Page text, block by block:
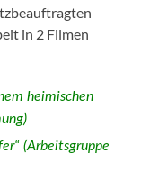
in 2 Filmen
heimischen
(Arbeitsgruppe